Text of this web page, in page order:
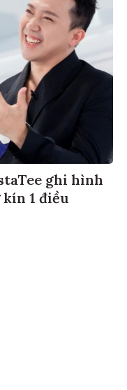
ghi hình
1 điều